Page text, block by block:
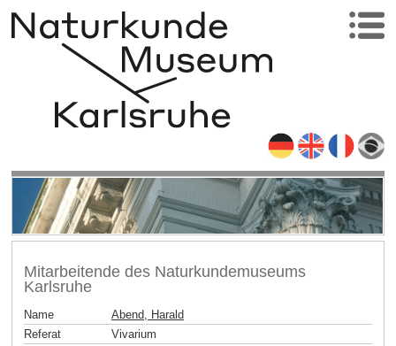
Mitarbeitende des Naturkundemuseums
Karlsruhe
Name
Abend, Harald
Referat
Vivarium